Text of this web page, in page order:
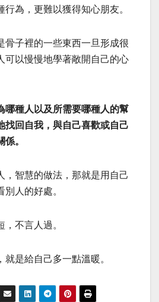
為，更難以獲得知心朋友。
骨子裡的一些東西一旦形成很
可以慢慢地學著敞開自己的心
哪種人以及所需要哪種人的幫
找回自我，與自己喜歡或自己
。
，智慧的做法，那就是用自己
人的好處。
不言人過。
是給自己多一點溫暖。